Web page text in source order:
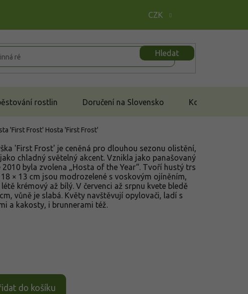
CZK
Hledat
rostlin Doručení na Slovensko Kontakt
'First Frost' Hosta 'First Frost'
do košíku
'First Frost' je ceněná pro dlouhou sezonu olistění,
chladný světelný akcent. Vznikla jako panašovaný
byla zvolena „Hosta of the Year“. Tvoří hustý trs
18 × 13 cm jsou modrozelené s voskovým ojíněním,
krémový až bílý. V červenci až srpnu kvete bledě
vůně je slabá. Květy navštěvují opylovači, ladí s
a kakosty, i brunnerami též.